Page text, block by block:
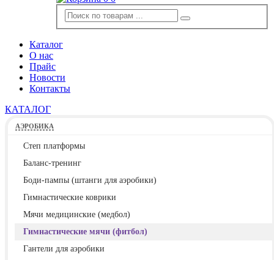
Каталог
О нас
Прайс
Новости
Контакты
КАТАЛОГ
АЭРОБИКА
Степ платформы
Баланс-тренинг
Боди-пампы (штанги для аэробики)
Гимнастические коврики
Мячи медицинские (медбол)
Гимнастические мячи (фитбол)
Гантели для аэробики